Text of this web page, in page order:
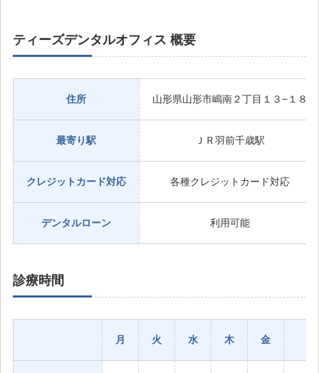
ティーズデンタルオフィス 概要
住所 山形県山形市嶋南２丁目１３−１８
最寄り駅 ＪＲ羽前千歳駅
クレジットカード対応 各種クレジットカード対応
デンタルローン 利用可能
診療時間
月 火 水 木 金